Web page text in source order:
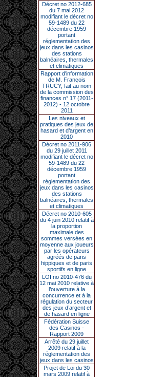
Décret no 2012-685
du 7 mai 2012
modifiant le décret no
59-1489 du 22
décembre 1959
portant
réglementation des
jeux dans les casinos
des stations
balnéaires, thermales
et climatiques
Rapport d'information
de M. François
TRUCY, fait au nom
de la commission des
finances n° 17 (2011-
2012) - 12 octobre
2011
Les niveaux et
pratiques des jeux de
hasard et d’argent en
2010
Décret no 2011-906
du 29 juillet 2011
modifiant le décret no
59-1489 du 22
décembre 1959
portant
réglementation des
jeux dans les casinos
des stations
balnéaires, thermales
et climatiques
Décret no 2010-605
du 4 juin 2010 relatif à
la proportion
maximale des
sommes versées en
moyenne aux joueurs
par les opérateurs
agréés de paris
hippiques et de paris
sportifs en ligne
LOI no 2010-476 du
12 mai 2010 relative à
l’ouverture à la
concurrence et à la
régulation du secteur
des jeux d’argent et
de hasard en ligne
Fédération Suisse
des Casinos -
Rapport 2009
Arrêté du 29 juillet
2009 relatif à la
réglementation des
jeux dans les casinos
Projet de Loi du 30
mars 2009 relatif à